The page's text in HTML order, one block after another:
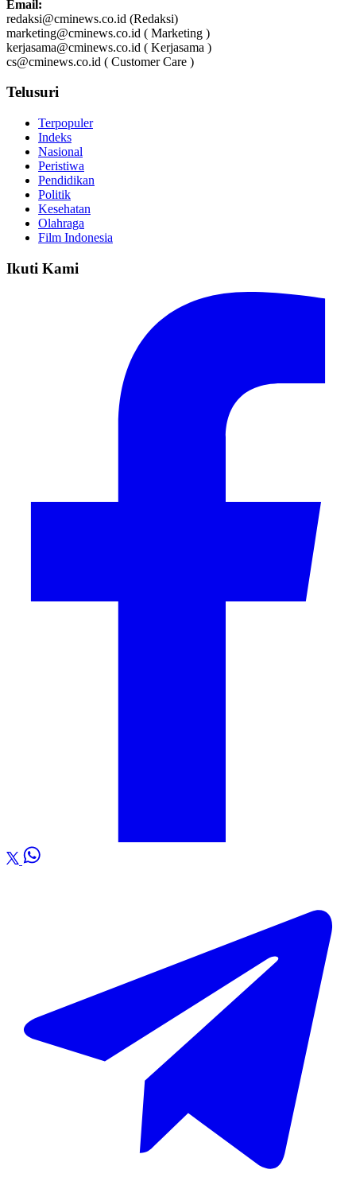
Email:
redaksi@cminews.co.id (Redaksi)
marketing@cminews.co.id ( Marketing )
kerjasama@cminews.co.id ( Kerjasama )
cs@cminews.co.id ( Customer Care )
Telusuri
Terpopuler
Indeks
Nasional
Peristiwa
Pendidikan
Politik
Kesehatan
Olahraga
Film Indonesia
Ikuti Kami